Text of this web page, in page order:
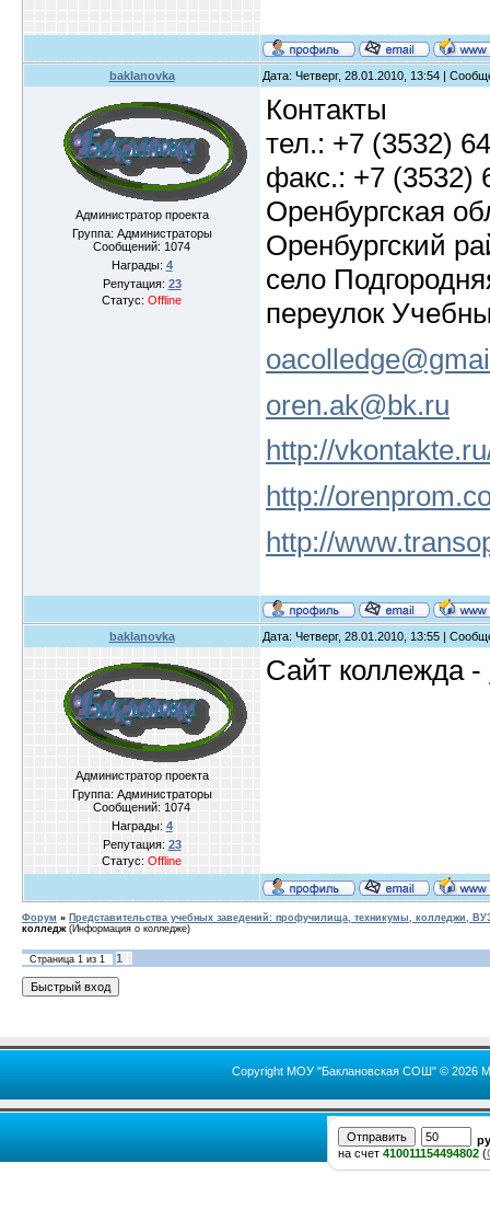
baklanovka Дата: Четверг, 28.01.2010, 13:54 |
Администратор проекта
Группа: Администраторы
Сообщений: 1074
Награды: 4
Репутация: 23
Статус: Offline
Контакты
тел.: +7 (3532)
факс.: +7 (3532)
Оренбургская
Оренбургский
село
переулок
oren.ak@bk.ru
http://
http://
http://
baklanovka Дата: Четверг, 28.01.2010, 13:55 |
Администратор проекта
Группа: Администраторы
Сообщений: 1074
Награды: 4
Репутация: 23
Статус: Offline
Сайт коллежда -
Форум » Представительства учебных заведений: профучилища, техникумы, колледжи,
колледж (Информация о колледже)
Страница 1 из 1 1
Copyright МОУ "Баклановская СОШ" © 2026
на счет 410011154494802 (